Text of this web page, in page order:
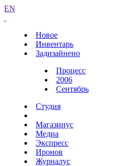
EN
Новое
Инвентарь
Задизайнено
Процесс
2006
Сентябрь
Студия
Магазинус
Медиа
Экспресс
Иронов
Журналус